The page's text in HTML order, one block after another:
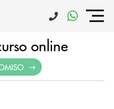
online